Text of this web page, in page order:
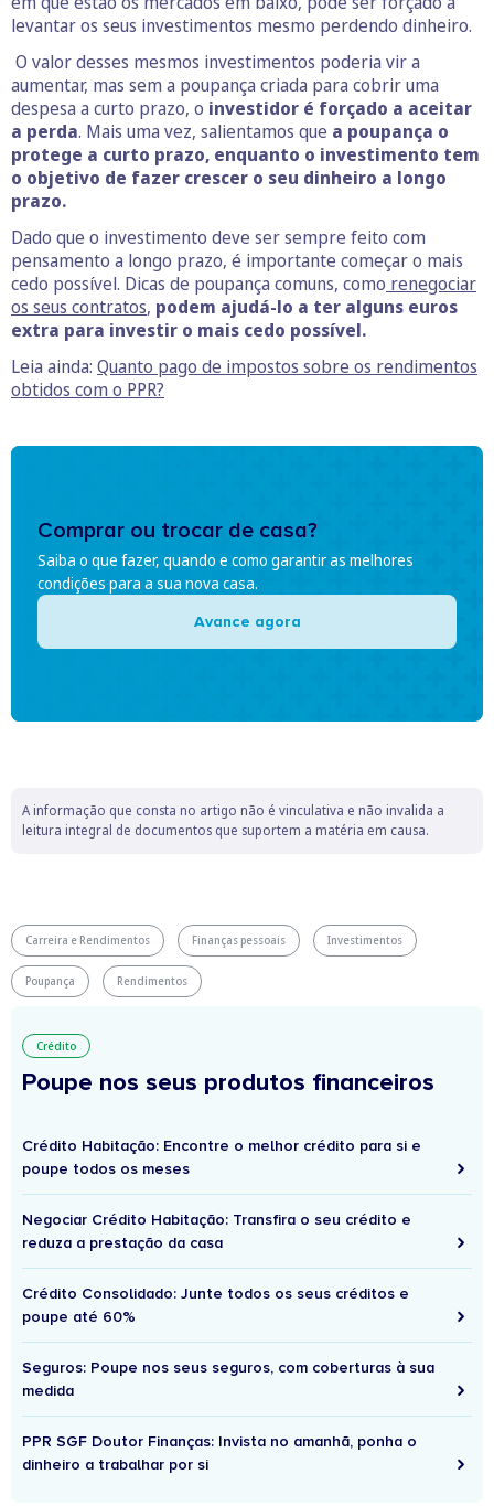
levantar os seus investimentos mesmo perdendo dinheiro.
O valor desses mesmos investimentos poderia vir a
aumentar, mas sem a poupança criada para cobrir uma
despesa a curto prazo, o investidor é forçado a aceitar
a perda. Mais uma vez, salientamos que a poupança o
protege a curto prazo, enquanto o investimento tem
o objetivo de fazer crescer o seu dinheiro a longo
prazo.
Dado que o investimento deve ser sempre feito com
pensamento a longo prazo, é importante começar o mais
cedo possível. Dicas de poupança comuns, como renegociar
os seus contratos, podem ajudá-lo a ter alguns euros
extra para investir o mais cedo possível.
Leia ainda: Quanto pago de impostos sobre os rendimentos
obtidos com o PPR?
Comprar ou trocar de casa?
Saiba o que fazer, quando e como garantir as melhores
condições para a sua nova casa.
Avance agora
A informação que consta no artigo não é vinculativa e não invalida a
leitura integral de documentos que suportem a matéria em causa.
Carreira e Rendimentos Finanças pessoais Investimentos
Poupança Rendimentos
Crédito
Poupe nos seus produtos financeiros
Crédito Habitação: Encontre o melhor crédito para si e
poupe todos os meses
Negociar Crédito Habitação: Transfira o seu crédito e
reduza a prestação da casa
Crédito Consolidado: Junte todos os seus créditos e
poupe até 60%
Seguros: Poupe nos seus seguros, com coberturas à sua
medida
PPR SGF Doutor Finanças: Invista no amanhã, ponha o
dinheiro a trabalhar por si